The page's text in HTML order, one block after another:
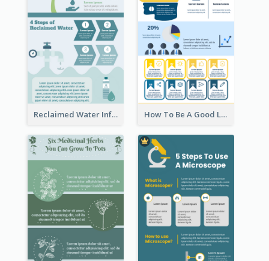
Reclaimed Water Infographic How To Be A Good Leader Infographic